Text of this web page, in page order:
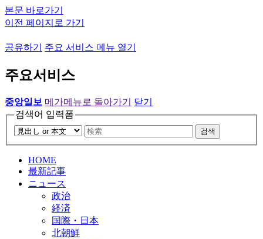
본문 바로가기
이전 페이지로 가기
공유하기 주요 서비스 메뉴 열기
주요서비스
중앙일보 메가메뉴로 돌아가기
닫기
검색어 입력폼
검색
HOME
最新記事
ニュース
政治
経済
国際・日本
北朝鮮